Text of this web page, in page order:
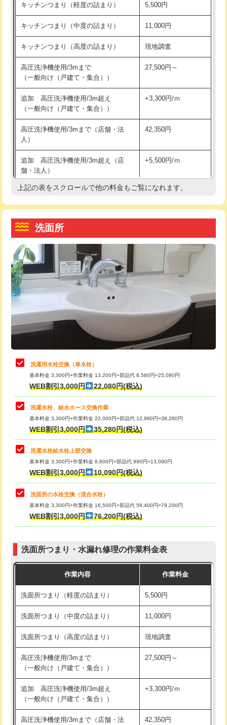
排水管工事（排水管工事/3ｍまで） 55,000円
排水管工事（追加 排水管工事/3ｍ超
+11,000円
マス交換（深さ50㎝未満）
マス交換（深さ50㎝以上） 66,000円
コンクリート斫り（厚さ10㎝まで）
コンクリート斫り（厚さ10㎝超え）
モルタル補修（厚さ10㎝まで） 27,500円
モルタル補修（厚さ10㎝超え） 38,500円
洗面台設置 38,500円
追加人工
廃棄・処分 現場見積
※給水管工事は20mmまでの価格です。
式・ワンホール）)
交換・取付(排水栓・排水トラップ
22,000円+材料費
持込商品取付（単水栓）
持込商品取付（混合水栓） 16,500円
給水管工事※（ホール加工)
給水管工事※（バンド止め) 3,300円
給水管工事※（支持金具設置) 5,500円
給水管工事※（保温材使用（バンド止
め込み）)
5,500円
給水管工事※（土の掘削・埋め戻し作
業)
11,000円
給水管工事※（塩ビ管（VP・HI）使
用/3ｍまで)
33,000円
給水管工事※（塩ビ管（VP・HI）使
用（追加）/3ｍ超え)
給水管工事※（ライニング鋼管・銅
管・ポリ管・HT管使用/3ｍまで)
44,000円
給水管工事※（ライニング鋼管・銅
管・ポリ管・HT管使用/3ｍ超え)
排水管工事（土の掘削・埋め戻し作
業）
排水管工事（排水管工事/3ｍまで） 55,000円
排水管工事（追加 排水管工事/3ｍ超
え）
マス交換（土の掘削・埋め戻し作業）
マス交換（深さ50㎝未満）
マス交換（深さ50㎝以上）
モルタル補修（厚さ10㎝まで） 27,500円
モルタル補修（厚さ10㎝超え） 38,500円
洗面台設置 38,500円
バスタブ設置 現場見積
追加人工 16,500円
廃棄・処分
※給水管工事は20mmまでの価格です。
キッチンつまり（軽度の詰まり） 5,500円
キッチンつまり（中度の詰まり） 11,000円
キッチンつまり（高度の詰まり） 現地調査
高圧洗浄機使用/3mまで
（一般向け（戸建て・集合））
27,500円～
追加 高圧洗浄機使用/3m超え
（一般向け（戸建て・集合））
+3,300円/ｍ
高圧洗浄機使用/3mまで（店舗・法
人）
42,350円
追加 高圧洗浄機使用/3m超え（店
舗・法人）
+5,500円/ｍ
高度高圧洗浄換 現地調査
トーラー機使用/3mまで
追加トーラー機使用/3m超え +3,300円
カメラ調査 33,000円
桝清掃
止水・漏水調査・防水処理・清掃・修
理・調整・分解・加工など（軽作業）
11,000円
止水・漏水調査・防水処理・清掃・修
理・調整・分解・加工など（中作業）
22,000円
止水・漏水調査・防水処理・清掃・修
理・調整・分解・加工など（重作業）
33,000円
キッチンタンク脱着
その他部品の脱着
交換・取付（タンク）
交換・取付(単水栓（壁付・デッキ
式）)
交換・取付(混合水栓（壁付・デッキ
式・ワンホール）)
16,500円+材料費
（P/S/ポップアップ））
交換・取付（その他部品） 11,000円+材料費
持込商品取付（単水栓） 13,200円
持込商品取付（混合水栓） 16,500円
持込商品取付（浄水器・分岐水栓） 16,500円
給水管工事※（ホール加工) 16,500円
給水管工事※（バンド止め)
給水管工事※（支持金具設置) 5,500円
給水管工事※（保温材使用（バンド止
め込み）)
5,500円
上記の表をスクロールで他の料金もご覧になれます。
洗面所
洗濯用水栓交換（単水栓）
基本料金 3,300円+作業料金 13,200円+部品代 8,580円=25,080円
WEB割引3,000円 22,080円(税込)
洗濯水栓、給水ホース交換作業
基本料金 3,300円+作業料金 22,000円+部品代 12,980円=38,280円
WEB割引3,000円 35,280円(税込)
洗濯水栓給水栓上部交換
基本料金 3,300円+作業料金 8,800円+部品代 990円=13,090円
WEB割引3,000円 10,090円(税込)
洗面所の水栓交換（混合水栓）
基本料金 3,300円+作業料金 16,500円+部品代 59,400円=79,200円
WEB割引3,000円 76,200円(税込)
洗面所つまり・水漏れ修理の作業料金表
作業内容 作業料金
洗面所つまり（軽度の詰まり） 5,500円
洗面所つまり（中度の詰まり） 11,000円
洗面所つまり（高度の詰まり） 現地調査
高圧洗浄機使用/3mまで
（一般向け（戸建て・集合））
27,500円～
追加 高圧洗浄機使用/3m超え
（一般向け（戸建て・集合））
+3,300円/ｍ
高圧洗浄機使用/3mまで（店舗・法
42,350円